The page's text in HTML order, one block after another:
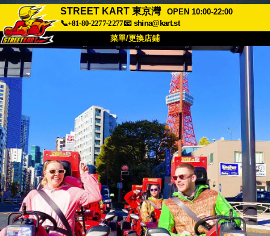
STREET KART 東京灣
OPEN 10:00-22:00
📞+81-80-2277-2277📧 shina@kart.st
菜單/更換店鋪
首頁
預訂
更換店鋪
東京品川 #1 東京秋葉原#1
東京秋葉原#2 東京澀谷
東京澀谷附屬 東京灣
東京淺草 大阪